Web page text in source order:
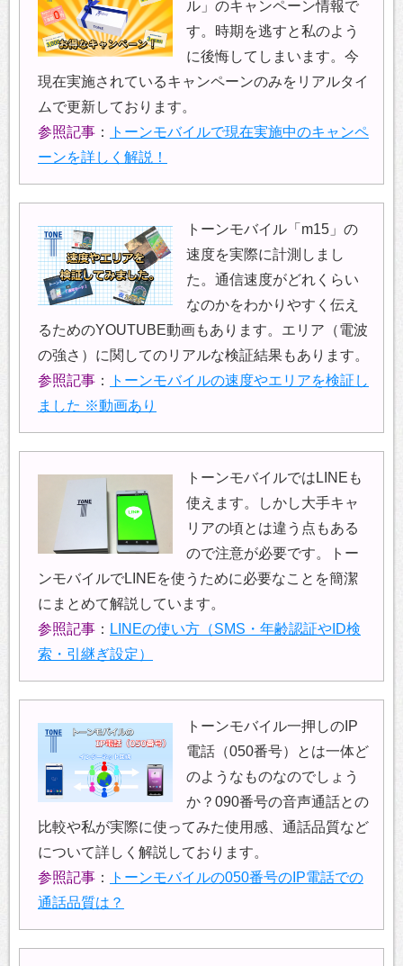
ル」のキャンペーン情報で
す。時期を逃すと私のよう
に後悔してしまいます。今
現在実施されているキャンペーンのみをリアルタイ
ムで更新しております。
参照記事 ：
トーンモバイルで現在実施中のキャンペ
ーンを詳しく解説！
トーンモバイル「m15」の
速度を実際に計測しまし
た。通信速度がどれくらい
なのかをわかりやすく伝え
るためのYOUTUBE動画もあります。エリア（電波
の強さ）に関してのリアルな検証結果もあります。
参照記事 ：
トーンモバイルの速度やエリアを検証し
ました ※動画あり
トーンモバイルではLINEも
使えます。しかし大手キャ
リアの頃とは違う点もある
ので注意が必要です。トー
ンモバイルでLINEを使うために必要なことを簡潔
にまとめて解説しています。
参照記事 ： LINEの使い方（SMS・年齢認証やID検
索・引継ぎ設定）
トーンモバイル一押しのIP
電話（050番号）とは一体ど
のようなものなのでしょう
か？090番号の音声通話との
比較や私が実際に使ってみた使用感、通話品質など
について詳しく解説しております。
参照記事 ：
トーンモバイルの050番号のIP電話での
通話品質は？